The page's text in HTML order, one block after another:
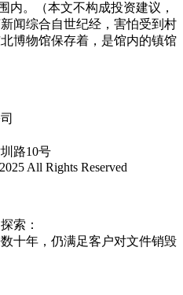
内。（本文不构成投资建议，
闻综合自世纪经，害怕受到村
博物馆保存着，是馆内的镇馆
路10号
All Rights Reserved
索：
十年，仍满足客户对文件销毁